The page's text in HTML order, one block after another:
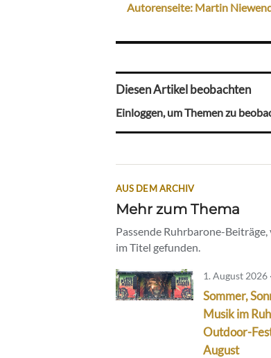
Autorenseite: Martin
Diesen Artikel beobachten
Einloggen, um Themen zu
AUS DEM ARCHIV
Mehr zum Thema
Passende Ruhrbarone-
im Titel gefunden.
1. August 2026
Sommer,
Musik im
Outdoor-
August